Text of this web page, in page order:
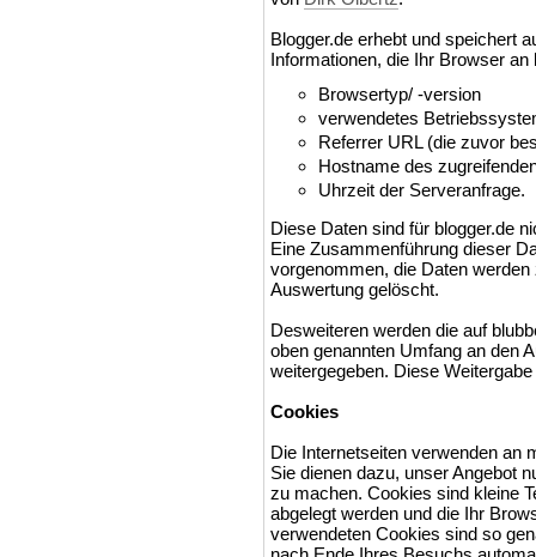
Blogger.de erhebt und speichert
Informationen, die Ihr Browser
Browsertyp/ -version
verwendetes
Referrer URL (die zuvor
Hostname des
Uhrzeit der Serveranfrage.
Diese Daten sind für blogger.de
Eine Zusammenführung dieser
vorgenommen, die Daten
Auswertung gelöscht.
Desweiteren werden die auf
oben genannten Umfang an den
weitergegeben. Diese
Cookies
Die Internetseiten verwenden an
Sie dienen dazu, unser Angebot
zu machen. Cookies sind kleine
abgelegt werden und die Ihr
verwendeten Cookies sind so